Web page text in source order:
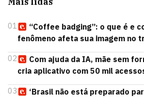
01
“Coffee badging”: o que é e
fenômeno afeta sua imagem no
02
Com ajuda da IA, mãe sem
cria aplicativo com 50 mil
03
‘Brasil não está preparado